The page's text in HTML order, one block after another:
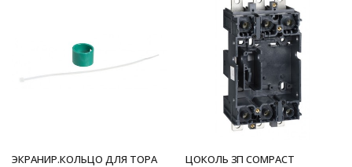
ЭКРАНИР.КОЛЬЦО ДЛЯ ТОРА
ЦОКОЛЬ 3П COMPACT